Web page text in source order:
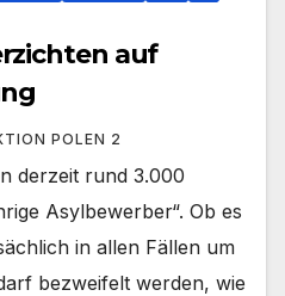
auf
POLEN 2
derzeit rund 3.000
Asylbewerber“. Ob es
in allen Fällen um
bezweifelt werden, wie